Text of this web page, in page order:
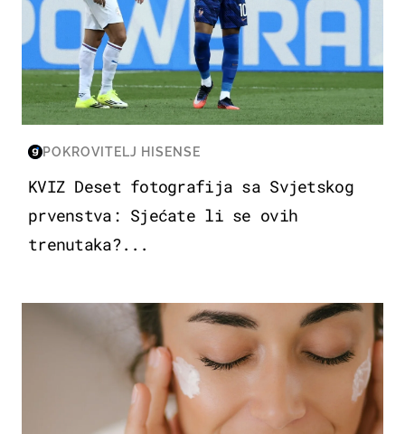
POKROVITELJ HISENSE
KVIZ Deset fotografija sa Svjetskog
prvenstva: Sjećate li se ovih
trenutaka?...
MODA & LJEPOTA